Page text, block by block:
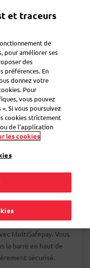
en
dans
sécurisée et
environnement de
MultiSafepay. Vous
la barre en haut de
sécurisé.
et traceurs
de
pour améliorer ses
des
préférences. En
donnez votre
Pour
vous pouvez
Si vous poursuivez
cookies strictement
de l’application
les cookies